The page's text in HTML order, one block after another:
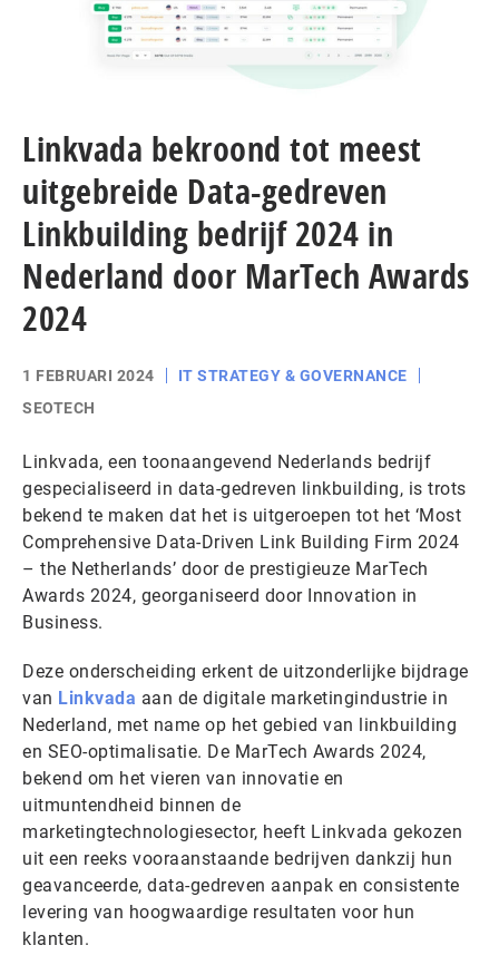
Linkvada bekroond tot meest
uitgebreide Data-gedreven
Linkbuilding bedrijf 2024 in
Nederland door MarTech Awards
2024
1 FEBRUARI 2024
IT STRATEGY & GOVERNANCE
SEOTECH
Linkvada, een toonaangevend Nederlands bedrijf
gespecialiseerd in data-gedreven linkbuilding, is trots
bekend te maken dat het is uitgeroepen tot het ‘Most
Comprehensive Data-Driven Link Building Firm 2024
– the Netherlands’ door de prestigieuze MarTech
Awards 2024, georganiseerd door Innovation in
Business.
Deze onderscheiding erkent de uitzonderlijke bijdrage
van Linkvada aan de digitale marketingindustrie in
Nederland, met name op het gebied van linkbuilding
en SEO-optimalisatie. De MarTech Awards 2024,
bekend om het vieren van innovatie en
uitmuntendheid binnen de
marketingtechnologiesector, heeft Linkvada gekozen
uit een reeks vooraanstaande bedrijven dankzij hun
geavanceerde, data-gedreven aanpak en consistente
levering van hoogwaardige resultaten voor hun
klanten.